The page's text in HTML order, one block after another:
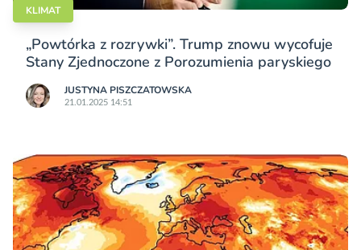
KLIMAT
„Powtórka z rozrywki”. Trump znowu wycofuje
Stany Zjednoczone z Porozumienia paryskiego
JUSTYNA PISZCZATOWSKA
21.01.2025 14:51